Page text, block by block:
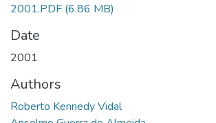
2001.PDF (6.86 MB)
Date
2001
Authors
Roberto Kennedy Vidal